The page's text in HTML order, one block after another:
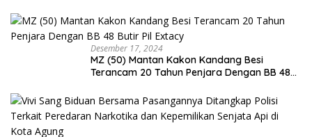
Desember 17, 2024
MZ (50) Mantan Kakon Kandang Besi
Terancam 20 Tahun Penjara Dengan BB 48